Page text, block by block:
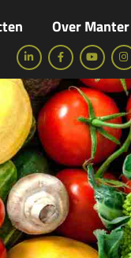
Over Manter